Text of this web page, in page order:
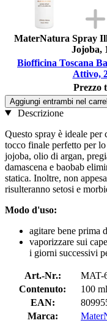
MaterNatura Spray
Jojoba,
Biofficina Toscana
Attivo,
Prezzo
Aggiungi entrambi nel
Descrizione
Questo spray è ideale per
tocco finale perfetto per
jojoba, olio di argan,
damascena e baobab
statica. Inoltre, non
risulteranno setosi e
Modo d'uso:
agitare bene prima
vaporizzare sui
i giorni successivi
Art.-Nr.:
MAT-
Contenuto:
100 ml
EAN:
Marca: